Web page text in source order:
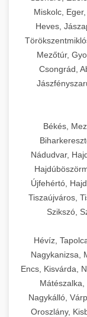
Miskolc,
Heves,
Mezőtúr,
Csongrád,
Békés,
Nádudvar,
Újfehértó,
Tiszaújváros,
Szikszó,
Hévíz,
Nagykanizsa,
Encs, Kisvárda,
Nagykálló,
Oroszlány,